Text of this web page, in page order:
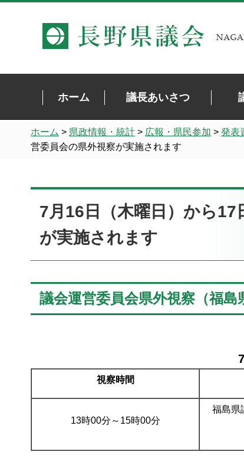
長野県議会 NAGANO PREFECTURAL
ホーム 議長あいさつ
ホーム > 県政情報・統計 > 広報・県民参加 > 発表
営委員会の県外視察が実施されます
7月16日（木曜日）から17
が実施されます
議会運営委員会県外視察（福島
視察時間
13時00分～15時00分
福島